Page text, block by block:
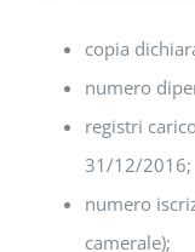
copia
numero
registri
31/12/2016;
numero
camerale);